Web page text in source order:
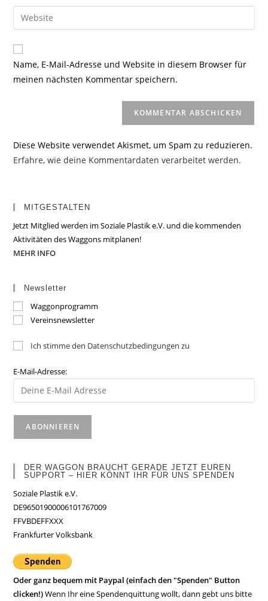
zum
Kommentieren
ein
E-
Mail-
zum
Kommentieren
ein
Gib
deine
Website-
URL
Name, E-Mail-Adresse und Website in diesem Browser für
meinen nächsten Kommentar speichern.
Diese Website verwendet Akismet, um Spam zu reduzieren.
Erfahre, wie deine Kommentardaten verarbeitet werden.
MITGESTALTEN
Jetzt Mitglied werden im Soziale Plastik e.V. und die kommenden
Aktivitäten des Waggons mitplanen!
MEHR INFO
Newsletter
Waggonprogramm
Vereinsnewsletter
Ich stimme den Datenschutzbedingungen zu
E-Mail-Adresse:
DER WAGGON BRAUCHT GERADE JETZT EUREN
SUPPORT – HIER KÖNNT IHR FÜR UNS SPENDEN
Soziale Plastik e.V.
DE96501900006101767009
FFVBDEFFXXX
Frankfurter Volksbank
Oder ganz bequem mit Paypal (einfach den "Spenden" Button
clicken!)Wenn Ihr eine Spendenquittung wollt, dann gebt uns bitte